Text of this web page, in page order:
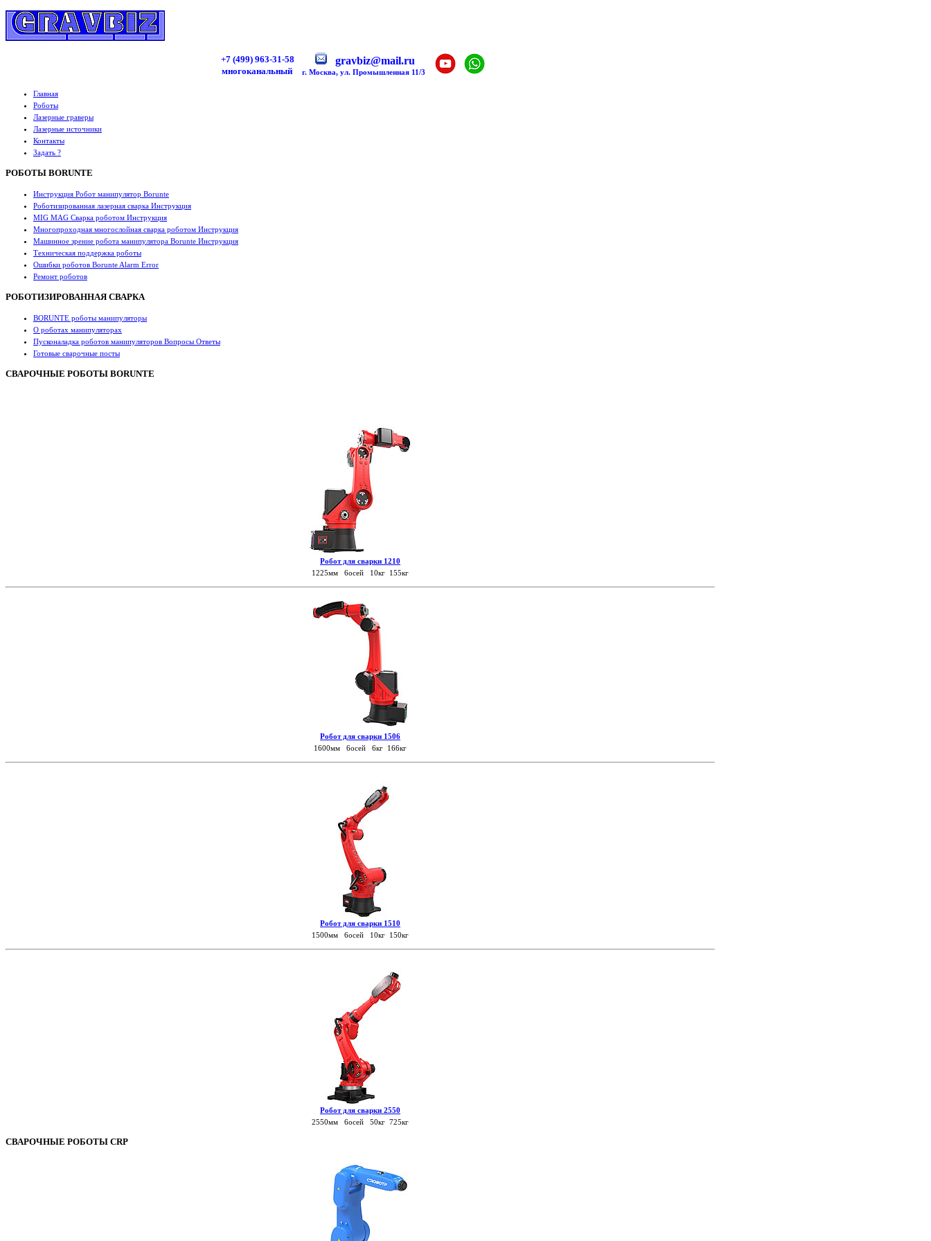
+7 (499) 963-31-58
многоканальный
gravbiz@mail.ru
г. Москва, ул. Промышленная 11/3
Главная
Роботы
Лазерные граверы
Лазерные источники
Контакты
Задать ?
РОБОТЫ BORUNTE
Инструкция Робот манипулятор Borunte
Роботизированная лазерная сварка Инструкция
MIG MAG Сварка роботом Инструкция
Многопроходная многослойная сварка роботом Инструкция
Машинное зрение робота манипулятора Borunte Инструкция
Техническая поддержка роботы
Ошибки роботов Borunte Alarm Error
Ремонт роботов
РОБОТИЗИРОВАННАЯ СВАРКА
BORUNTE роботы манипуляторы
О роботах манипуляторах
Пусконаладка роботов манипуляторов Вопросы Ответы
Готовые сварочные посты
СВАРОЧНЫЕ РОБОТЫ BORUNTE
Робот для сварки 1210
1225мм 6осей 10кг 155кг
Робот для сварки 1506
1600мм 6осей 6кг 166кг
Робот для сварки 1510
1500мм 6осей 10кг 150кг
Робот для сварки 2550
2550мм 6осей 50кг 725кг
СВАРОЧНЫЕ РОБОТЫ CRP